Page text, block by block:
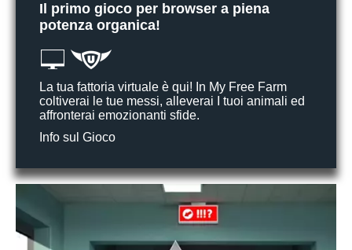
Il primo gioco per browser a piena
potenza organica!
La tua fattoria virtuale è qui! In My Free Farm
coltiverai le tue messi, alleverai I tuoi animali ed
affronterai emozionanti sfide.
Info sul Gioco